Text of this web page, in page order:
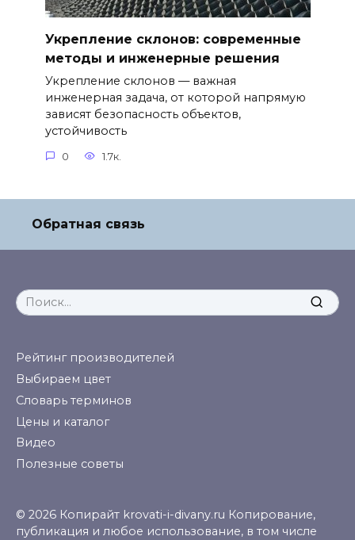
Укрепление склонов: современные
методы и инженерные решения
Укрепление склонов — важная
инженерная задача, от которой напрямую
зависят безопасность объектов,
устойчивость
0 1.7к.
Обратная связь
Search
for:
Рейтинг производителей
Выбираем цвет
Словарь терминов
Цены и каталог
Видео
Полезные советы
© 2026 Копирайт krovati-i-divany.ru Копирование,
публикация и любое использование, в том числе